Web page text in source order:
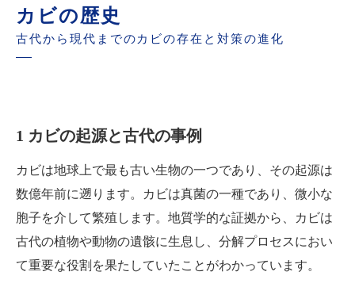
カビの歴史
古代から現代までのカビの存在と対策の進化
1 カビの起源と古代の事例
カビは地球上で最も古い生物の一つであり、その起源は
数億年前に遡ります。カビは真菌の一種であり、微小な
胞子を介して繁殖します。地質学的な証拠から、カビは
古代の植物や動物の遺骸に生息し、分解プロセスにおい
て重要な役割を果たしていたことがわかっています。